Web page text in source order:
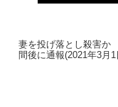
妻を投げ落とし殺害か
間後に通報(2021年3月1